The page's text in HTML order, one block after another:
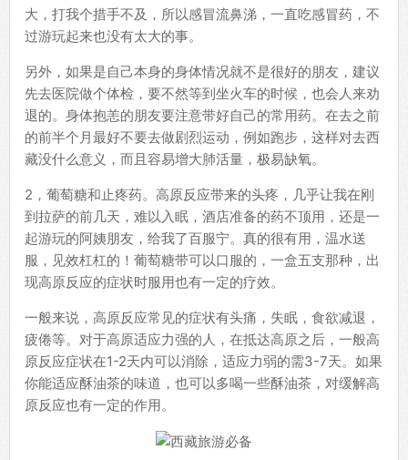
大，打我个措手不及，所以感冒流鼻涕，一直吃感冒药，不
过游玩起来也没有太大的事。
另外，如果是自己本身的身体情况就不是很好的朋友，建议
先去医院做个体检，要不然等到坐火车的时候，也会人来劝
退的。身体抱恙的朋友要注意带好自己的常用药。在去之前
的前半个月最好不要去做剧烈运动，例如跑步，这样对去西
藏没什么意义，而且容易增大肺活量，极易缺氧。
2，葡萄糖和止疼药。高原反应带来的头疼，几乎让我在刚
到拉萨的前几天，难以入眠，酒店准备的药不顶用，还是一
起游玩的阿姨朋友，给我了百服宁。真的很有用，温水送
服，见效杠杠的！葡萄糖带可以口服的，一盒五支那种，出
现高原反应的症状时服用也有一定的疗效。
一般来说，高原反应常见的症状有头痛，失眠，食欲减退，
疲倦等。对于高原适应力强的人，在抵达高原之后，一般高
原反应症状在1-2天内可以消除，适应力弱的需3-7天。如果
你能适应酥油茶的味道，也可以多喝一些酥油茶，对缓解高
原反应也有一定的作用。